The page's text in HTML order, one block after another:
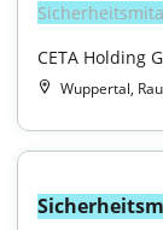
CETA Holding
Wuppertal,